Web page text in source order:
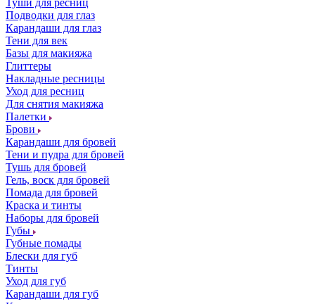
Туши для ресниц
Подводки для глаз
Карандаши для глаз
Тени для век
Базы для макияжа
Глиттеры
Накладные ресницы
Уход для ресниц
Для снятия макияжа
Палетки
Брови
Карандаши для бровей
Тени и пудра для бровей
Тушь для бровей
Гель, воск для бровей
Помада для бровей
Краска и тинты
Наборы для бровей
Губы
Губные помады
Блески для губ
Тинты
Уход для губ
Карандаши для губ